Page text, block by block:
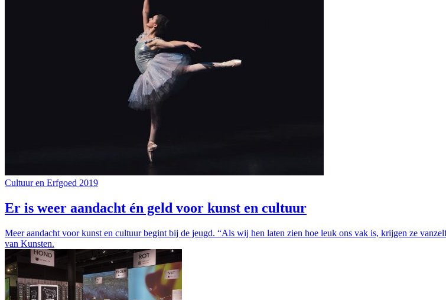
Cultuur en Erfgoed 2019
Er is weer aandacht én geld voor kunst en cultuur
Meer aandacht voor kunst en cultuur begint bij de jeugd. “Als wij hen laten zien hoe leuk ons vak is, krijgen ze
van Kunsten.